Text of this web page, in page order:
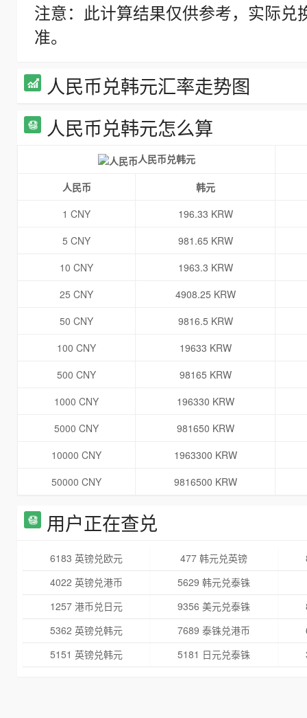
注意：此计算结果仅供参考，实际
准。
人民币兑韩元汇率走势图
人民币兑韩元怎么算
人民币兑韩元
人民币
韩元
1 CNY
196.33 KRW
5 CNY
981.65 KRW
10 CNY
1963.3 KRW
25 CNY
4908.25 KRW
50 CNY
9816.5 KRW
100 CNY
19633 KRW
500 CNY
98165 KRW
1000 CNY
196330 KRW
5000 CNY
981650 KRW
10000 CNY
1963300 KRW
50000 CNY
9816500 KRW
用户正在查兑
6183 英镑兑欧元 477 韩元兑英镑
4022 英镑兑港币
5629 韩元兑泰铢
1257 港币兑日元
9356 美元兑泰铢
5362 英镑兑韩元
7689 泰铢兑港币
5151 英镑兑韩元
5181 日元兑泰铢